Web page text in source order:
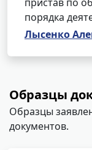
порядка
Лысенко
Образцы
Образцы
документов.